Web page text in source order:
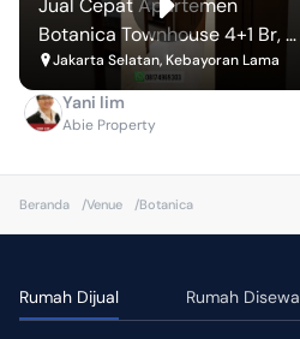
Botanica Townhouse 4+1 Br, 2
Storey, Bagus
Jakarta Selatan, Kebayoran Lama
Yani lim
Abie Property
Beranda /Venue /Botanica
Rumah Dijual Rumah Disewa